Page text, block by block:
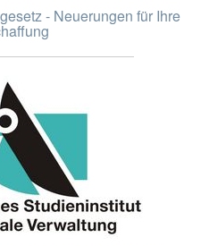
- Neuerungen für Ihre